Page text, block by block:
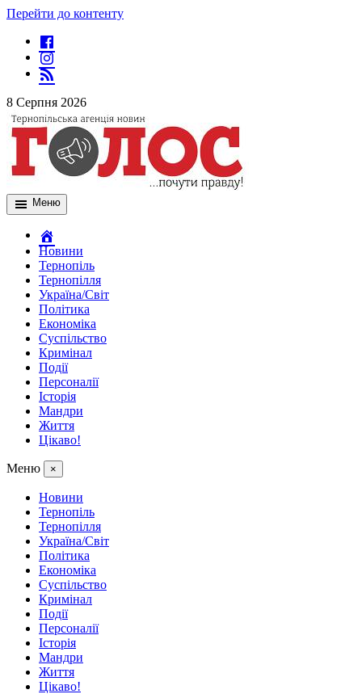
Перейти до контенту
8 Серпня 2026
Меню
Новини
Тернопіль
Тернопілля
Україна/Світ
Політика
Економіка
Суспільство
Кримінал
Події
Персоналії
Історія
Мандри
Життя
Цікаво!
Меню ×
Новини
Тернопіль
Тернопілля
Україна/Світ
Політика
Економіка
Суспільство
Кримінал
Події
Персоналії
Історія
Мандри
Життя
Цікаво!